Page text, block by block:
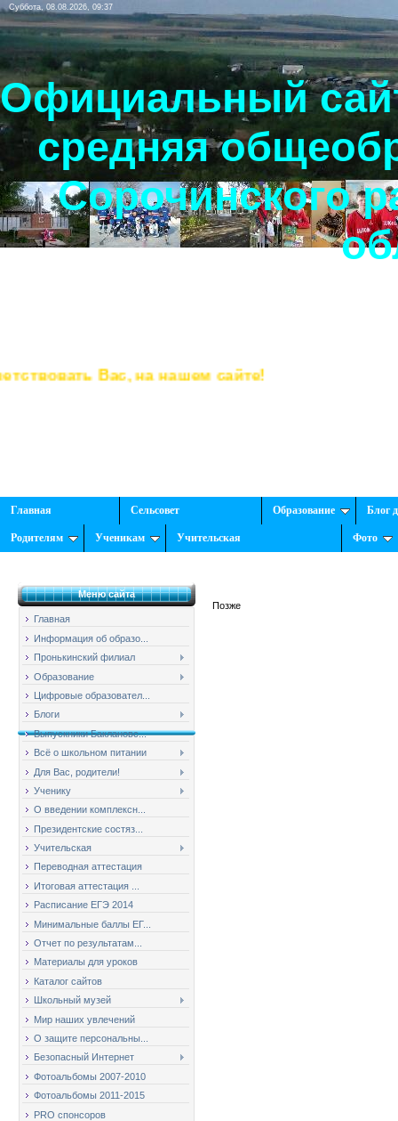
Суббота, 08.08.2026, 09:37
Официальный
средняя
Сорочинского
Вас, на нашем сайте!
Главная Сельсовет Образование Блог
Родителям Ученикам Учительская Фото
Меню сайта
Главная
Информация об образо...
Пронькинский филиал
Образование
Цифровые образовател...
Блоги
Выпускники Баклановс...
Всё о школьном питании
Для Вас, родители!
Ученику
О введении комплексн...
Президентские состяз...
Учительская
Переводная аттестация
Итоговая аттестация ...
Расписание ЕГЭ 2014
Минимальные баллы ЕГ...
Отчет по результатам...
Материалы для уроков
Каталог сайтов
Школьный музей
Мир наших увлечений
О защите персональны...
Безопасный Интернет
Фотоальбомы 2007-2010
Фотоальбомы 2011-2015
PRO спонсоров
Позже